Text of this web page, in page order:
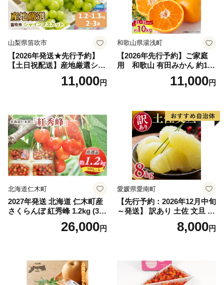
山梨県笛吹市
【2026年発送★先行予約】
【土日祝配送】産地厳選シャ
インマスカット1.2kg～1.3kg
（2房～3房）※沖縄・離島配
笛吹市 山梨県 フルーツ 果物
ぶどう 葡萄 大粒 シャインマ
スカット おすすめ シャイン
マスカット 贈答 ギフト 産地
笛吹市 シャインマスカット
笛吹 葡萄 国産 ぶどう 人気
国産 1.2kg 先行｜
11,000円
和歌山県湯浅町
【2026年先行予約】ご家庭
用 和歌山 有田みかん 約10k
g (2L、3Lサイズ)【湯浅町】
11,000円
北海道仁木町
2027年発送 北海道 仁木町産
さくらんぼ 紅秀峰 1.2kg (300
g×4パック) Lサイズ以上 旬
桜桃 産地直送 サクランボ チ
26,000円
愛媛県愛南町
【先行予約：2026年12月中旬
～発送】 訳あり 土佐 文旦 8k
g (Mサイズ以上サイズミック
ス) 8000円 わけあり ぶんた
産 農家直送 期間限定 特産品
サイズミックス くらもとフ
ァーム 愛南町 愛媛県
8,000円